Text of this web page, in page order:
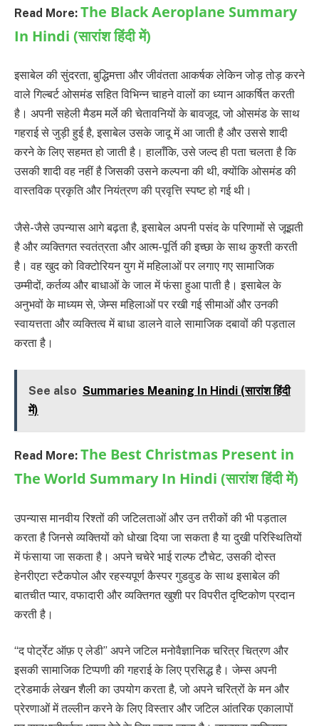
Read More: The Black Aeroplane Summary
In Hindi (सारांश हिंदी में)
इसाबेल की सुंदरता, बुद्धिमत्ता और जीवंतता आकर्षक लेकिन जोड़ तोड़ करने
वाले गिल्बर्ट ओसमंड सहित विभिन्न चाहने वालों का ध्यान आकर्षित करती
है। अपनी सहेली मैडम मर्ले की चेतावनियों के बावजूद, जो ओसमंड के साथ
गहराई से जुड़ी हुई है, इसाबेल उसके जादू में आ जाती है और उससे शादी
करने के लिए सहमत हो जाती है। हालाँकि, उसे जल्द ही पता चलता है कि
उसकी शादी वह नहीं है जिसकी उसने कल्पना की थी, क्योंकि ओसमंड की
वास्तविक प्रकृति और नियंत्रण की प्रवृत्ति स्पष्ट हो गई थी।
जैसे-जैसे उपन्यास आगे बढ़ता है, इसाबेल अपनी पसंद के परिणामों से जूझती
है और व्यक्तिगत स्वतंत्रता और आत्म-पूर्ति की इच्छा के साथ कुश्ती करती
है। वह खुद को विक्टोरियन युग में महिलाओं पर लगाए गए सामाजिक
उम्मीदों, कर्तव्य और बाधाओं के जाल में फंसा हुआ पाती है। इसाबेल के
अनुभवों के माध्यम से, जेम्स महिलाओं पर रखी गई सीमाओं और उनकी
स्वायत्तता और व्यक्तित्व में बाधा डालने वाले सामाजिक दबावों की पड़ताल
करता है।
See also Summaries Meaning In Hindi (सारांश हिंदी
में)
Read More: The Best Christmas Present in
The World Summary In Hindi (सारांश हिंदी में)
उपन्यास मानवीय रिश्तों की जटिलताओं और उन तरीकों की भी पड़ताल
करता है जिनसे व्यक्तियों को धोखा दिया जा सकता है या दुखी परिस्थितियों
में फंसाया जा सकता है। अपने चचेरे भाई राल्फ टौचेट, उसकी दोस्त
हेनरीएटा स्टैकपोल और रहस्यपूर्ण कैस्पर गुडवुड के साथ इसाबेल की
बातचीत प्यार, वफादारी और व्यक्तिगत खुशी पर विपरीत दृष्टिकोण प्रदान
करती है।
“द पोर्ट्रेट ऑफ़ ए लेडी” अपने जटिल मनोवैज्ञानिक चरित्र चित्रण और
इसकी सामाजिक टिप्पणी की गहराई के लिए प्रसिद्ध है। जेम्स अपनी
ट्रेडमार्क लेखन शैली का उपयोग करता है, जो अपने चरित्रों के मन और
प्रेरणाओं में तल्लीन करने के लिए विस्तार और जटिल आंतरिक एकालापों